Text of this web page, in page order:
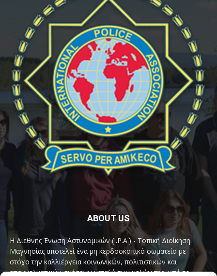
ABOUT US
Η Διεθνής Ένωση Αστυνομικών (I.P.A.) - Τοπική Διοίκηση
Μαγνησίας αποτελεί ένα μη κερδοσκοπικό σωματείο με
στόχο την καλλιέργεια κοινωνικών, πολιτιστικών και
επαγγελματικών σχέσεων μεταξύ των μελών της, υπό το